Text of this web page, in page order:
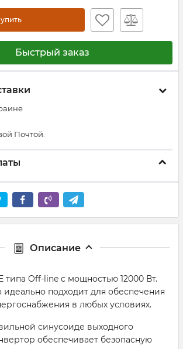
Быстрый заказ
Почтой.
Описание
типа Off-line с мощностью 12000 Вт.
идеально подходит для обеспечения
в любых условиях.
синусоиде выходного
обеспечивает безопасную